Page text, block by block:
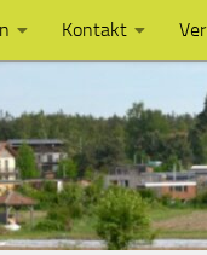
Kontakt